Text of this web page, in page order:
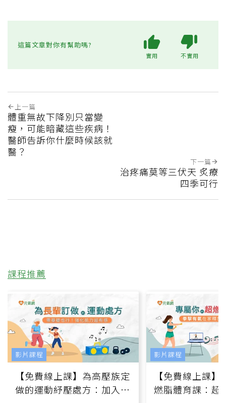
這篇文章對你有幫助嗎?
實用 不實用
上一篇
體重無故下降別只當變
瘦，可能暗藏這些疾病！
醫師告訴你什麼時候該就
醫？
下一篇
治疼痛莫等三伏天 炙療
四季可行
課程推薦
【免費線上課】為高壓族定
做的運動紓壓處方：加入行
影片課程
【免費線上課
燃脂體育課：超
影片課程